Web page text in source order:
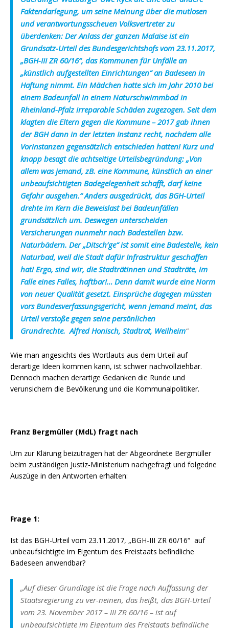
Faktendarlegung, um seine Meinung über die mutlosen
und verantwortungsscheuen Volksvertreter zu
überdenken: Der Anlass der ganzen Malaise ist ein
Grundsatz-Urteil des Bundesgerichtshofs vom 23.11.2017,
„BGH-III ZR 60/16“, das Kommunen für Unfälle an
„künstlich aufgestellten Einrichtungen“ an Badeseen in
Haftung nimmt. Ein Mädchen hatte sich im Jahr 2010 bei
einem Badeunfall in einem Naturschwimmbad in
Rheinland-Pfalz irreparable Schäden zugezogen. Seit dem
klagten die Eltern gegen die Kommune – 2017 gab ihnen
der BGH dann in der letzten Instanz recht, nachdem alle
Vorinstanzen gegensätzlich entschieden hatten! Kurz und
knapp besagt die achtseitige Urteilsbegründung: „Von
allem was jemand, zB. eine Kommune, künstlich an einer
unbeaufsichtigten Badegelegenheit schafft, darf keine
Gefahr ausgehen.“ Anders ausgedrückt, das BGH-Urteil
drehte im Kern die Beweislast bei Badeunfällen
grundsätzlich um. Deswegen unterscheiden
Versicherungen nunmehr nach Badestellen bzw.
Naturbädern. Der „Ditsch’ge“ ist somit eine Badestelle, kein
Naturbad, weil die Stadt dafür Infrastruktur geschaffen
hat! Ergo, sind wir, die Stadträtinnen und Stadträte, im
Falle eines Falles, haftbar!… Denn damit wurde eine Norm
von neuer Qualität gesetzt. Einsprüche dagegen müssten
vors Bundesverfassungsgericht, wenn jemand meint, das
Urteil verstoße gegen seine persönlichen
Grundrechte. Alfred Honisch, Stadtrat, Weilheim”
Wie man angesichts des Wortlauts aus dem Urteil auf
derartige Ideen kommen kann, ist schwer nachvollziehbar.
Dennoch machen derartige Gedanken die Runde und
verunsichern die Bevölkerung und die Kommunalpolitiker.
Franz Bergmüller (MdL) fragt nach
Um zur Klärung beizutragen hat der Abgeordnete Bergmüller
beim zuständigen Justiz-Ministerium nachgefragt und folgedne
Auszüge in den Antworten erhalten:
Frage 1:
Ist das BGH-Urteil vom 23.11.2017, „BGH-III ZR 60/16“ auf
unbeaufsichtigte im Eigentum des Freistaats befindliche
Badeseen anwendbar?
„Auf dieser Grundlage ist die Frage nach Auffassung der
Staatsregierung zu ver-neinen, das heißt, das BGH-Urteil
vom 23. November 2017 – III ZR 60/16 – ist auf
unbeaufsichtigte im Eigentum des Freistaats befindliche